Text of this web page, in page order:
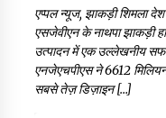
एप्पल न्यूज, झाकड़ी शिमला
एसजेवीएन के नाथपा झाकड़ी
उत्पादन में एक उल्लेखनीय
एनजेएचपीएस ने 6612
सबसे तेज़ डिज़ाइन […]